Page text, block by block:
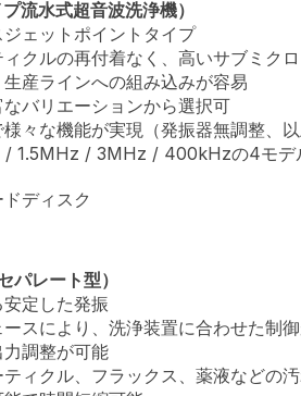
流水式超音波洗浄機）
ジェットポイントタイプ
ィクルの再付着なく、高いサブミク
生産ラインへの組み込みが容易
なバリエーションから選択可
々な機能が実現（発振器無調整、
/ 1.5MHz / 3MHz / 400kHzの4モデ
ディスク
レート型）
安定した発振
ースにより、洗浄装置に合わせた制
力調整が可能
ティクル、フラックス、薬液などの